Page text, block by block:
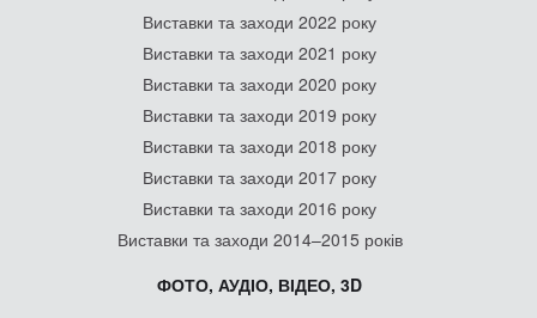
Виставки та заходи 2022 року
Виставки та заходи 2021 року
Виставки та заходи 2020 року
Виставки та заходи 2019 року
Виставки та заходи 2018 року
Виставки та заходи 2017 року
Виставки та заходи 2016 року
Виставки та заходи 2014–2015 років
ФОТО, АУДІО, ВІДЕО, 3D